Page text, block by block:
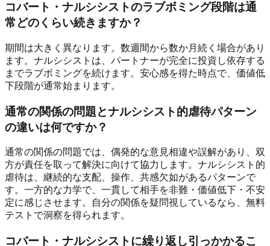
コバート・ナルシシストのラブボミング段階は通
常どのくらい続きますか？
期間は大きく異なります。数週間から数か月続く場合があり
ます。ナルシシストは、パートナーが完全に投資し依存する
までラブボミングを続けます。安心感を得た時点で、価値低
下段階が通常始まります。
通常の関係の問題とナルシシスト的虐待パターン
の違いは何ですか？
通常の関係の問題では、偶発的な意見相違や誤解があり、双
方が責任を取って解決に向けて協力します。ナルシシスト的
虐待は、継続的な支配、操作、共感欠如があるパターンで
す。一方的な力学で、一貫して相手を非難・価値低下・不安
定に感じさせます。自分の関係を疑問視しているなら、 無料
テスト で洞察を得られます。
コバート・ナルシシストに繰り返し引っかかるこ